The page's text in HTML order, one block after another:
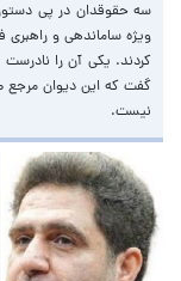
سه حقوقدان در پی
ویژه ساماندهی و
کردند. یکی آن را
گفت که این دیوان مرجع
نیست.